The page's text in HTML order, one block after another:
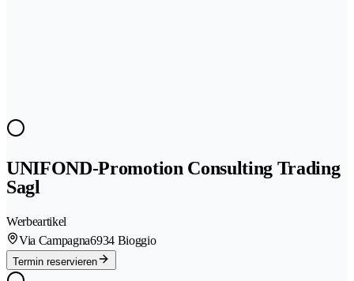
UNIFOND-Promotion Consulting Trading
Sagl
Werbeartikel
Via Campagna6934 Bioggio
Termin reservieren